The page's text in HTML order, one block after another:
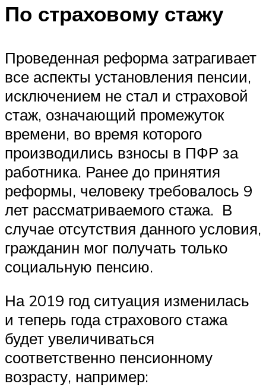
По страховому стажу
Проведенная реформа затрагивает
все аспекты установления пенсии,
исключением не стал и страховой
стаж, означающий промежуток
времени, во время которого
производились взносы в ПФР за
работника. Ранее до принятия
реформы, человеку требовалось 9
лет рассматриваемого стажа. В
случае отсутствия данного условия,
гражданин мог получать только
социальную пенсию.
На 2019 год ситуация изменилась
и теперь года страхового стажа
будет увеличиваться
соответственно пенсионному
возрасту, например: